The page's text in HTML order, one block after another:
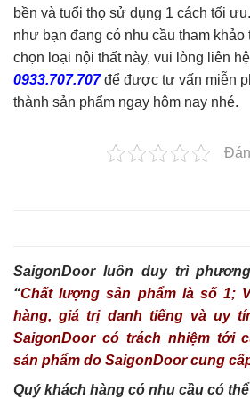
bền và tuổi thọ sử dụng 1 cách tối
như bạn đang có nhu cầu tham khảo
chọn loại nội thất này, vui lòng liên
0933.707.707để được tư vấn miễn
thành sản phẩm ngay hôm nay nhé.
SaigonDoor luôn duy trì
“Chất lượng sản phẩm là số 1;
hàng, giá trị danh tiếng và uy
SaigonDoor có trách nhiệm tới
sản phẩm do SaigonDoor cung
Quý khách hàng có nhu cầu có